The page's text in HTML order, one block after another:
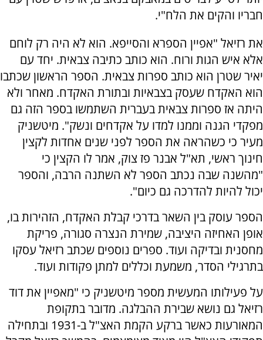
חבריו והקים את הלח"י.
את רזיאל "אפיין הספרא והסייפא. הוא לא היה רק לוחם
אלא איש הגות ורוח. הוא כותב כתיבה צבאית. יחד עם
יאיר שטרן הוא כותב ספרות צבאית. הספר הראשון שכתבו
הוא האקדח שעסק בצבאיות ובתורת האקדח. מאחר ולא
היתה אז ספרות צבאית בעברית השתמשו בספר הזה גם
מפקדי הגנה וממנו למדו על אקדחים ונשק". מיטשניק
מעיר כי כשהראה את הספר לפני שנים אחדות לקצין
חינוך ראשי, תא"ל אבנר פז צוק, אמר לו הקצין כי
"מהשנה שבה נכתב הספר לא השתנה הרבה, והספר
יכול להיות להדרכה גם כיום".
הספר עוסק בין השאר בדרכי קבלת האקדח, הזהירות בו,
אופן האחיזה היציבה, שמירת הנצרה סגורה, פריקת
מחסנית ובדיקה ועוד. ספרים נוספים שכתב רזיאל עסקו
בתרגילי הסדר, משמעת וכללים למתן פקודות ועוד.
על פעילותו המעשית מספר מיטשניק כי "מאפיין את דוד
רזיאל גם נושא שבירת ההבלגה. מדובר בתקופת
המאורעות כאשר ברקע הקמת האצ"ל ב-1931 ובתחילה